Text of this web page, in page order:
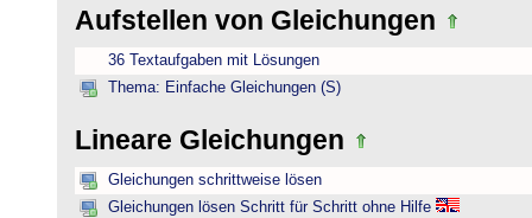
Aufstellen von Gleichungen
36 Textaufgaben mit Lösungen
Thema: Einfache Gleichungen (S)
Lineare Gleichungen
Gleichungen schrittweise lösen
Gleichungen lösen Schritt für Schritt ohne Hilfe